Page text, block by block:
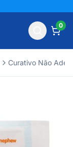
0
Curativo Não